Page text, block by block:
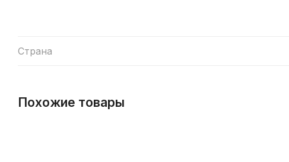
Страна
Похожие товары